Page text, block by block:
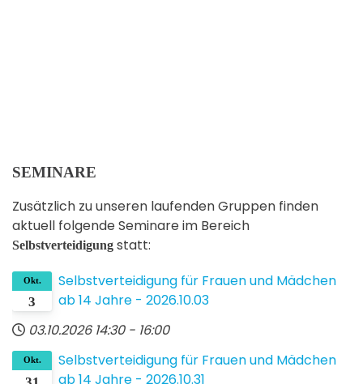
SEMINARE
Zusätzlich zu unseren laufenden Gruppen finden
aktuell folgende Seminare im Bereich
Selbstverteidigung statt:
3
Okt.
Selbst­verteidigung für Frauen und Mädchen
ab 14 Jahre - 2026.10.03
03.10.2026 14:30 - 16:00
Okt.
Selbst­verteidigung für Frauen und Mädchen
ab 14 Jahre - 2026.10.31